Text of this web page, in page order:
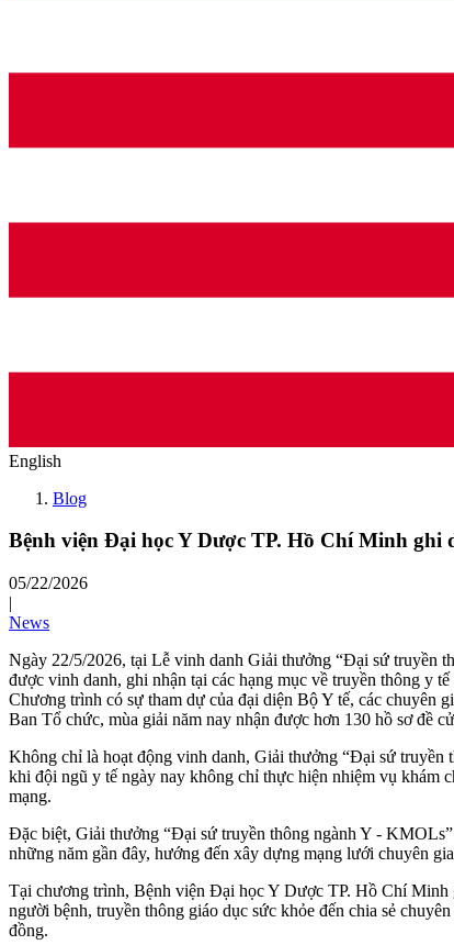
English
Blog
Bệnh viện Đại học Y Dược TP. Hồ Chí Minh
05/22/2026
|
News
Ngày 22/5/2026, tại Lễ vinh danh Giải thưởng “Đại sứ truyền
được vinh danh, ghi nhận tại các hạng mục về truyền thông y
Chương trình có sự tham dự của đại diện Bộ Y tế, các chuyên
Ban Tổ chức, mùa giải năm nay nhận được hơn 130 hồ sơ đề
Không chỉ là hoạt động vinh danh, Giải thưởng “Đại sứ truyền
khi đội ngũ y tế ngày nay không chỉ thực hiện nhiệm vụ khám
mạng.
Đặc biệt, Giải thưởng “Đại sứ truyền thông ngành Y -
những năm gần đây, hướng đến xây dựng mạng lưới chuyên
Tại chương trình, Bệnh viện Đại học Y Dược TP. Hồ Chí Minh
người bệnh, truyền thông giáo dục sức khỏe đến chia sẻ
đồng.